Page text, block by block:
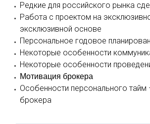
Редкие для российского рынка
Работа с проектом на
эксклюзивной основе
Персональное годовое
Некоторые особенности
Некоторые особенности
Мотивация брокера
Особенности персонального
брокера